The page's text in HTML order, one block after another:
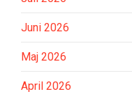
Juni 2026
Maj 2026
April 2026